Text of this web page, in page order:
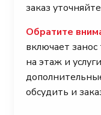
заказ
Обратите
включает
на этаж и
обсудить и